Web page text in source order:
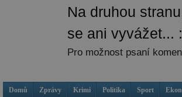
Na druhou
se ani vyvážet...
Pro možnost psaní
Domů Zprávy Krimi Politika Sport